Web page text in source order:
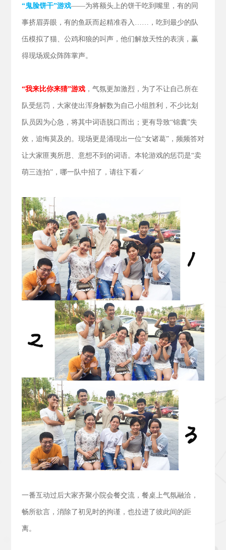
“鬼脸饼干”游戏——为将额头上的饼干吃到嘴里，有的同
事挤眉弄眼，有的鱼跃而起精准吞入……，吃到最少的队
伍模拟了猫、公鸡和狼的叫声，他们解放天性的表演，赢
得现场观众阵阵掌声。
“我来比你来猜”游戏，气氛更加激烈，为了不让自己所在
队受惩罚，大家使出浑身解数为自己小组胜利，不少比划
队员因为心急，将其中词语脱口而出；更有导致“锦囊”失
效，追悔莫及的。现场更是涌现出一位“女诸葛”，频频答对
让大家匪夷所思、意想不到的词语。本轮游戏的惩罚是“卖
萌三连拍”，哪一队中招了，请往下看↙
一番互动过后大家齐聚小院会餐交流， 餐桌上气氛融洽，
畅所欲言，消除了初见时的拘谨，也拉进了彼此间的距
离。